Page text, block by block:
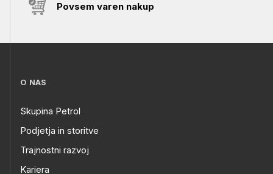
Povsem varen nakup
O NAS
Skupina Petrol
Podjetja in storitve
Trajnostni razvoj
Kariera